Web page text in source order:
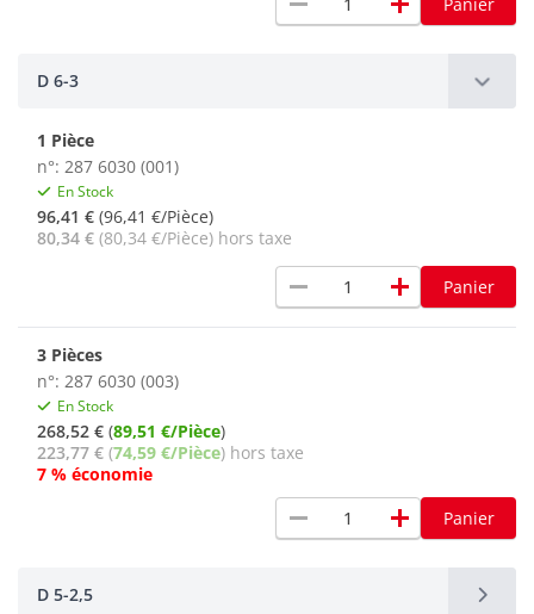
D 6-3
1 Pièce
n°: 287 6030 (001)
En Stock
96,41 € (96,41 €/Pièce)
80,34 € (80,34 €/Pièce) hors taxe
remove add Panier
3 Pièces
n°: 287 6030 (003)
En Stock
268,52 € (89,51 €/Pièce)
223,77 € (74,59 €/Pièce) hors taxe
7 % économie
remove add Panier
D 5-2,5